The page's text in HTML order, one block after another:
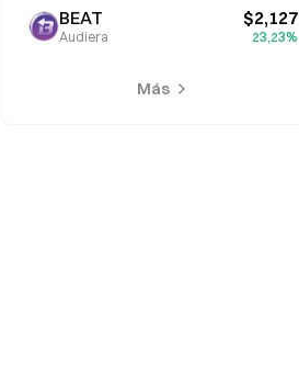
BEAT
Audiera
$2,127
23,23%
Más